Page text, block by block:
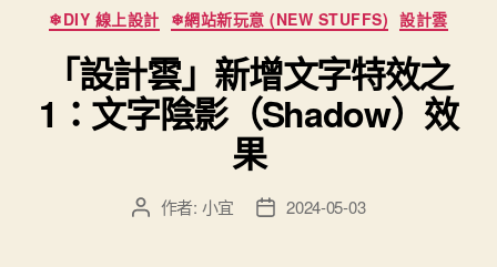
分
類
❄DIY 線上設計 ❄網站新玩意 (NEW STUFFS) 設計雲
「設計雲」新增文字特效之
1：文字陰影（Shadow）效
果
文 作者: 小宜
文 2024-05-03